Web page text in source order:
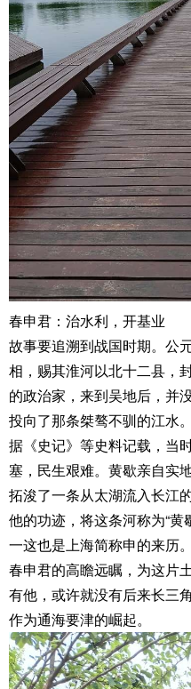
春申君：治水利，开基业
故事要追溯到战国时期。公
相，赐其淮河以北十二县，
的政治家，来到吴地后，并
投向了那条桀骜不驯的江水。
据《史记》等史料记载，当
塞，民生艰难。黄歇亲自实
拓浚了一条从太湖流入长江
他的功迹，将这条河称为“黄
一这也是上海简称申的来历。
春申君的高瞻远瞩，为这片
有他，或许就没有后来长三
作为通海要津的崛起。